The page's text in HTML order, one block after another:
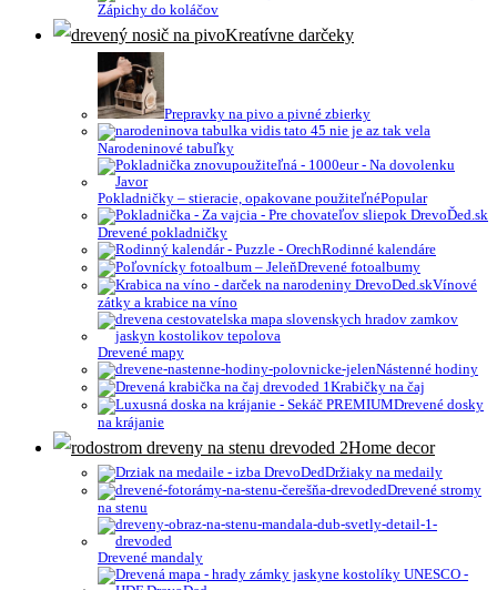
Zápichy do koláčov
Kreatívne darčeky
Prepravky na pivo a pivné zbierky
Narodeninové tabuľky
Pokladničky – stieracie, opakovane použiteľné
Drevené pokladničky
Rodinné kalendáre
Drevené fotoalbumy
Vínové
zátky a krabice na víno
Drevené mapy
Nástenné hodiny
Krabičky na čaj
Drevené dosky
na krájanie
Home decor
Držiaky na medaily
Drevené stromy
na stenu
Drevené mandaly